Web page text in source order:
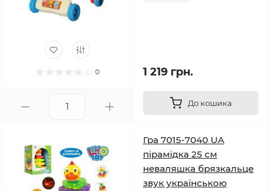
0 1 219 грн.
До кошика
Гра 7015-7040 UA
пірамідка 25 см
неваляшка брязкальце
звук українською